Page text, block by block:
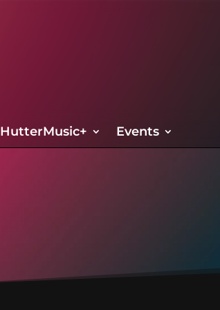
HutterMusic+ Events